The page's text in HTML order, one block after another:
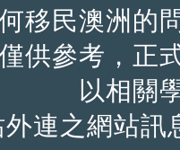
移民澳洲的
供參考，正
以相關
連之網站訊